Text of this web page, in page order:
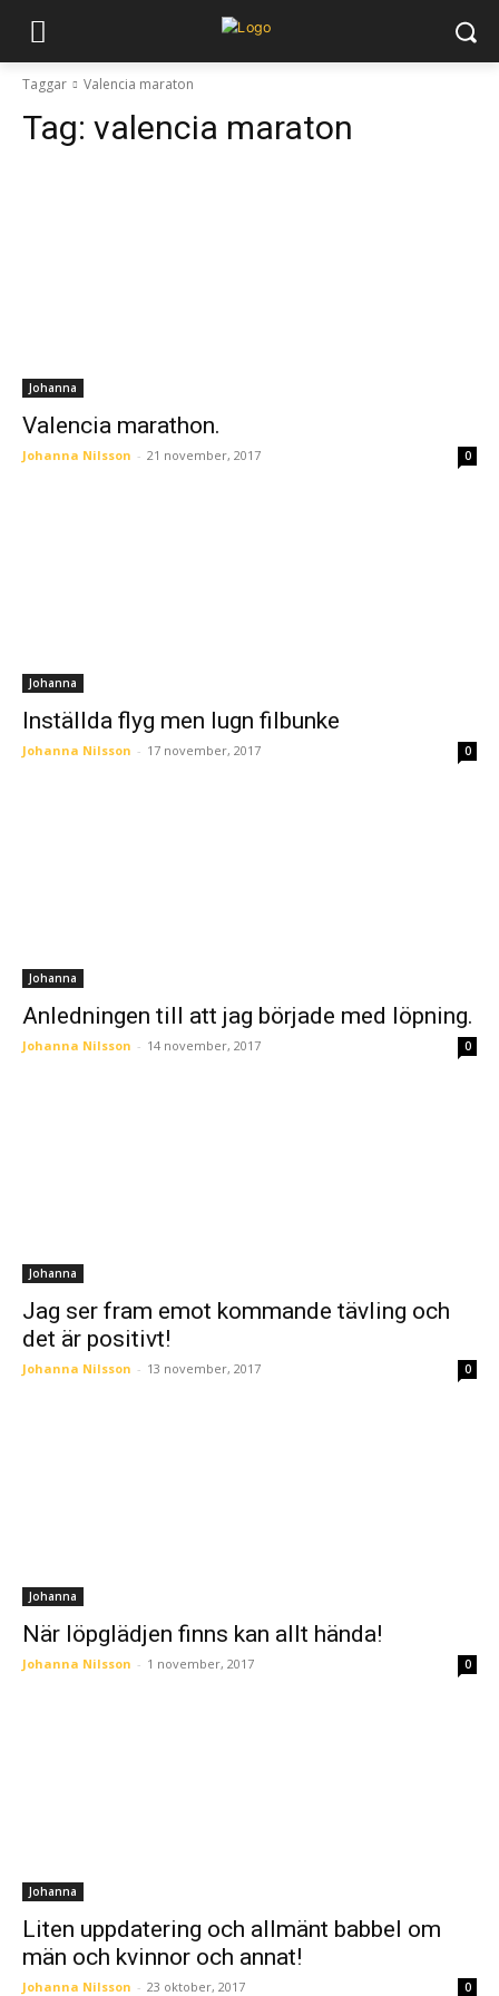
Taggar Valencia maraton
Tag: valencia maraton
Johanna
Valencia marathon.
Johanna Nilsson - 21 november, 2017 0
Johanna
Inställda flyg men lugn filbunke
Johanna Nilsson - 17 november, 2017 0
Johanna
Anledningen till att jag började med löpning.
Johanna Nilsson - 14 november, 2017 0
Johanna
Jag ser fram emot kommande tävling och
det är positivt!
Johanna Nilsson - 13 november, 2017 0
Johanna
När löpglädjen finns kan allt hända!
Johanna Nilsson - 1 november, 2017 0
Johanna
Liten uppdatering och allmänt babbel om
män och kvinnor och annat!
Johanna Nilsson - 23 oktober, 2017 0